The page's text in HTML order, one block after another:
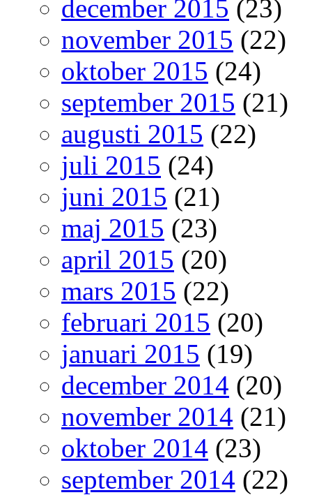
december 2015 (23)
november 2015 (22)
oktober 2015 (24)
september 2015 (21)
augusti 2015 (22)
juli 2015 (24)
juni 2015 (21)
maj 2015 (23)
april 2015 (20)
mars 2015 (22)
februari 2015 (20)
januari 2015 (19)
december 2014 (20)
november 2014 (21)
oktober 2014 (23)
september 2014 (22)